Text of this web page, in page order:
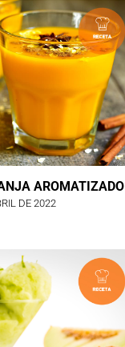
AROMATIZADO
DE 2022